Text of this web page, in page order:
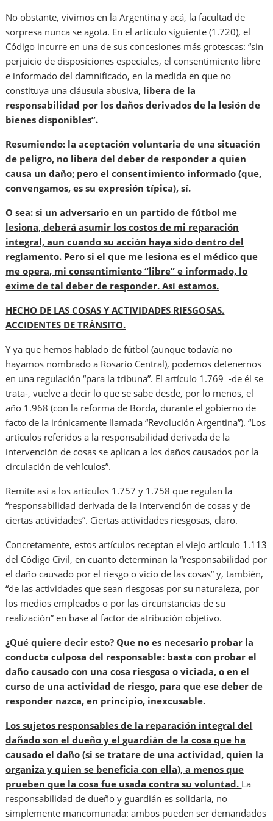
No obstante, vivimos en la Argentina y acá, la facultad de
sorpresa nunca se agota. En el artículo siguiente (1.720), el
Código incurre en una de sus concesiones más grotescas: “sin
perjuicio de disposiciones especiales, el consentimiento libre
e informado del damnificado, en la medida en que no
constituya una cláusula abusiva, libera de la
responsabilidad por los daños derivados de la lesión de
bienes disponibles”.
Resumiendo: la aceptación voluntaria de una situación
de peligro, no libera del deber de responder a quien
causa un daño; pero el consentimiento informado (que,
convengamos, es su expresión típica), sí.
O sea: si un adversario en un partido de fútbol me
lesiona, deberá asumir los costos de mi reparación
integral, aun cuando su acción haya sido dentro del
reglamento. Pero si el que me lesiona es el médico que
me opera, mi consentimiento “libre” e informado, lo
exime de tal deber de responder. Así estamos.
HECHO DE LAS COSAS Y ACTIVIDADES RIESGOSAS.
ACCIDENTES DE TRÁNSITO.
Y ya que hemos hablado de fútbol (aunque todavía no
hayamos nombrado a Rosario Central), podemos detenernos
en una regulación “para la tribuna”. El artículo 1.769 -de él se
trata-, vuelve a decir lo que se sabe desde, por lo menos, el
año 1.968 (con la reforma de Borda, durante el gobierno de
facto de la irónicamente llamada “Revolución Argentina”). “Los
artículos referidos a la responsabilidad derivada de la
intervención de cosas se aplican a los daños causados por la
circulación de vehículos”.
Remite así a los artículos 1.757 y 1.758 que regulan la
“responsabilidad derivada de la intervención de cosas y de
ciertas actividades”. Ciertas actividades riesgosas, claro.
Concretamente, estos artículos receptan el viejo artículo 1.113
del Código Civil, en cuanto determinan la “responsabilidad por
el daño causado por el riesgo o vicio de las cosas” y, también,
“de las actividades que sean riesgosas por su naturaleza, por
los medios empleados o por las circunstancias de su
realización” en base al factor de atribución objetivo.
¿Qué quiere decir esto? Que no es necesario probar la
conducta culposa del responsable: basta con probar el
daño causado con una cosa riesgosa o viciada, o en el
curso de una actividad de riesgo, para que ese deber de
responder nazca, en principio, inexcusable.
Los sujetos responsables de la reparación integral del
dañado son el dueño y el guardián de la cosa que ha
causado el daño (si se tratare de una actividad, quien la
organiza y quien se beneficia con ella), a menos que
prueben que la cosa fue usada contra su voluntad. La
responsabilidad de dueño y guardián es solidaria, no
simplemente mancomunada: ambos pueden ser demandados